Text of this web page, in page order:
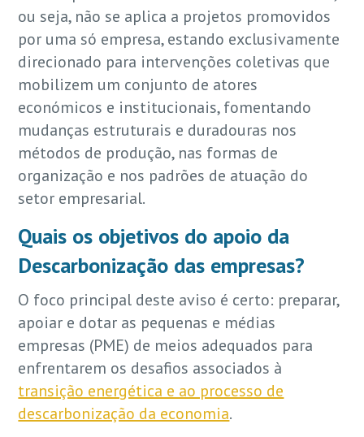
ou seja, não se aplica a projetos promovidos
por uma só empresa, estando exclusivamente
direcionado para intervenções coletivas que
mobilizem um conjunto de atores
económicos e institucionais, fomentando
mudanças estruturais e duradouras nos
métodos de produção, nas formas de
organização e nos padrões de atuação do
setor empresarial.
Quais os objetivos do apoio da
Descarbonização das empresas?
O foco principal deste aviso é certo: preparar,
apoiar e dotar as pequenas e médias
empresas (PME) de meios adequados para
enfrentarem os desafios associados à
transição energética e ao processo de
descarbonização da economia.